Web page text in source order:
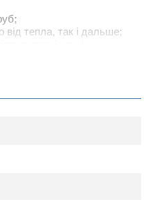
від тепла, так і дальше;